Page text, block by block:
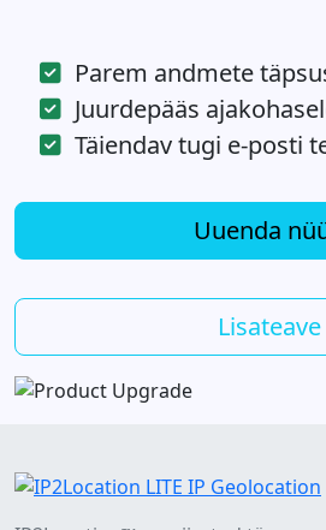
Parem andmete
Juurdepääs
Täiendav tugi e-posti
Uuenda
Lisateave